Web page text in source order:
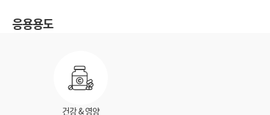
응용용도
건강 & 영양